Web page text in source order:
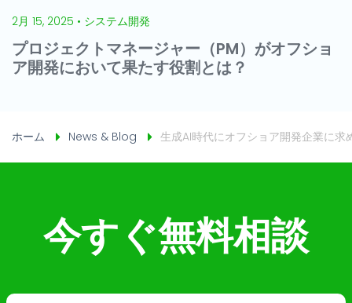
2月 15, 2025 • システム開発
プロジェクトマネージャー（PM）がオフショ
ア開発において果たす役割とは？
ホーム News & Blog 生成AI時代にオフショア開発企業に求
今すぐ無料相談